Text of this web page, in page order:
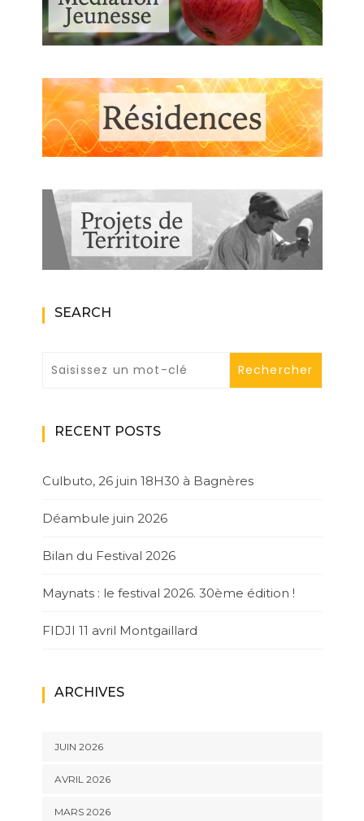
SEARCH
RECENT POSTS
Culbuto, 26 juin 18H30 à Bagnères
Déambule juin 2026
Bilan du Festival 2026
Maynats : le festival 2026. 30ème édition !
FIDJI 11 avril Montgaillard
ARCHIVES
JUIN 2026
AVRIL 2026
MARS 2026